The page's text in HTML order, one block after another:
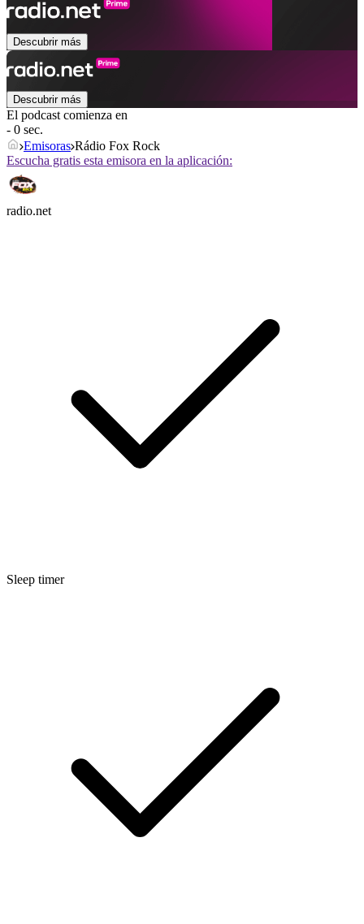
Descubrir más
Descubrir más
El podcast comienza en
- 0 sec.
Emisoras Rádio Fox Rock
Escucha gratis esta emisora en la aplicación:
radio.net
Sleep timer